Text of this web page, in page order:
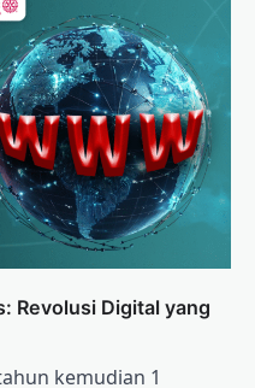
Revolusi Digital yang
kemudian 1